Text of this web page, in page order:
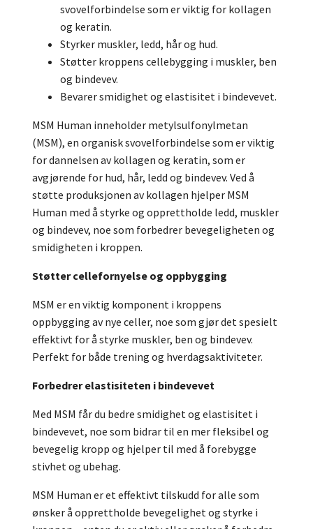
svovelforbindelse som er viktig for kollagen
og keratin.
Styrker muskler, ledd, hår og hud.
Støtter kroppens cellebygging i muskler, ben
og bindevev.
Bevarer smidighet og elastisitet i bindevevet.
MSM Human inneholder metylsulfonylmetan
(MSM), en organisk svovelforbindelse som er viktig
for dannelsen av kollagen og keratin, som er
avgjørende for hud, hår, ledd og bindevev. Ved å
støtte produksjonen av kollagen hjelper MSM
Human med å styrke og opprettholde ledd, muskler
og bindevev, noe som forbedrer bevegeligheten og
smidigheten i kroppen.
Støtter cellefornyelse og oppbygging
MSM er en viktig komponent i kroppens
oppbygging av nye celler, noe som gjør det spesielt
effektivt for å styrke muskler, ben og bindevev.
Perfekt for både trening og hverdagsaktiviteter.
Forbedrer elastisiteten i bindevevet
Med MSM får du bedre smidighet og elastisitet i
bindevevet, noe som bidrar til en mer fleksibel og
bevegelig kropp og hjelper til med å forebygge
stivhet og ubehag.
MSM Human er et effektivt tilskudd for alle som
ønsker å opprettholde bevegelighet og styrke i